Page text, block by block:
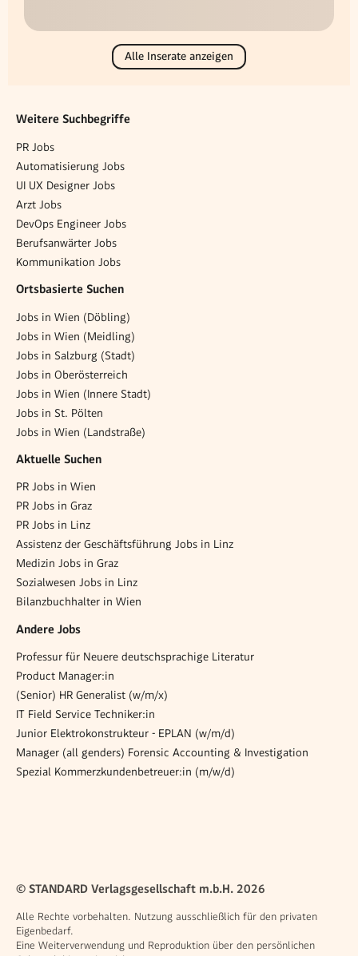
Alle Inserate anzeigen
Weitere Suchbegriffe
PR Jobs
Automatisierung Jobs
UI UX Designer Jobs
Arzt Jobs
DevOps Engineer Jobs
Berufsanwärter Jobs
Kommunikation Jobs
Ortsbasierte Suchen
Jobs in Wien (Döbling)
Jobs in Wien (Meidling)
Jobs in Salzburg (Stadt)
Jobs in Oberösterreich
Jobs in Wien (Innere Stadt)
Jobs in St. Pölten
Jobs in Wien (Landstraße)
Aktuelle Suchen
PR Jobs in Wien
PR Jobs in Graz
PR Jobs in Linz
Assistenz der Geschäftsführung Jobs in Linz
Medizin Jobs in Graz
Sozialwesen Jobs in Linz
Bilanzbuchhalter in Wien
Andere Jobs
Professur für Neuere deutschsprachige Literatur
Product Manager:in
(Senior) HR Generalist (w/m/x)
IT Field Service Techniker:in
Junior Elektrokonstrukteur - EPLAN (w/m/d)
Manager (all genders) Forensic Accounting & Investigation
Spezial Kommerzkundenbetreuer:in (m/w/d)
© STANDARD Verlagsgesellschaft m.b.H. 2026
Alle Rechte vorbehalten. Nutzung ausschließlich für den privaten
Eigenbedarf.
Eine Weiterverwendung und Reproduktion über den persönlichen